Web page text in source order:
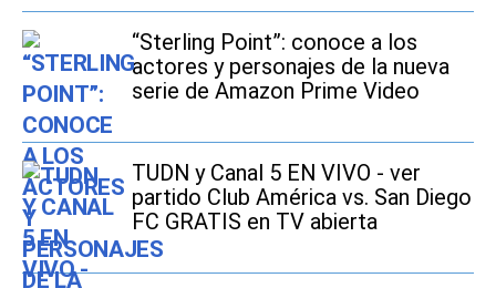
“Sterling Point”: conoce a los
actores y personajes de la nueva
serie de Amazon Prime Video
TUDN y Canal 5 EN VIVO - ver
partido Club América vs. San Diego
FC GRATIS en TV abierta